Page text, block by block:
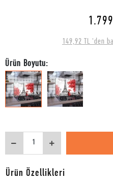
149,92 TL 'den
Ürün Boyutu:
Ürün Özellikleri